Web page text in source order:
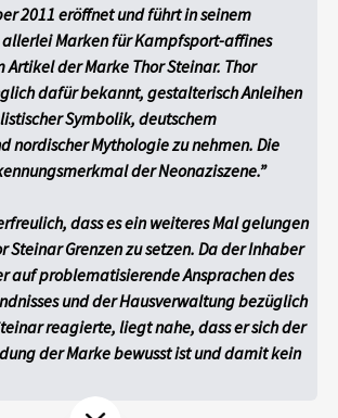
Presse
2011 eröffnet und führt in seinem
Marken für Kampfsport-affines
der Marke Thor Steinar. Thor
dafür bekannt, gestalterisch Anleihen
Symbolik, deutschem
nordischer Mythologie zu nehmen. Die
der Neonaziszene.
dass es ein weiteres Mal gelungen
Steinar Grenzen zu setzen. Da der Inhaber
auf problematisierende Ansprachen des
und der Hausverwaltung bezüglich
reagierte, liegt nahe, dass er sich der
der Marke bewusst ist und damit kein